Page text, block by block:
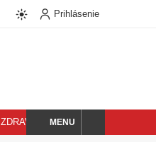
Prihlásenie
ZDRAVIE BLOG
HĽADAJMENU